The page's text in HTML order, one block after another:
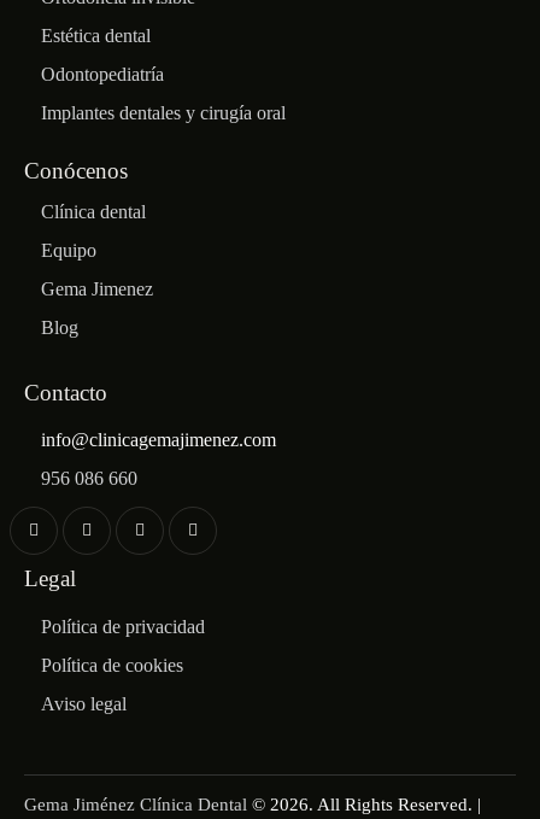
Estética dental
Odontopediatría
Implantes dentales y cirugía oral
Conócenos
Clínica dental
Equipo
Gema Jimenez
Blog
Contacto
info@clinicagemajimenez.com
956 086 660
Legal
Política de privacidad
Política de cookies
Aviso legal
Gema Jiménez Clínica Dental © 2026. All Rights Reserved. |